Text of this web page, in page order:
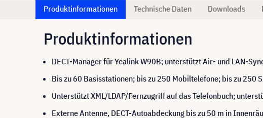
Produktinformationen Technische Daten Downloads
Produktinformationen
DECT-Manager für Yealink W90B; unterstützt Air- und LAN-
Bis zu 60 Basisstationen; bis zu 250 Mobiltelefone; bis zu 250
Unterstützt XML/LDAP/Fernzugriff auf das Telefonbuch;
Externe Antenne, DECT-Autoabdeckung bis zu 50 m in